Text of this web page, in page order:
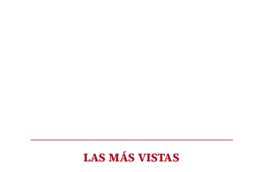
LAS MÁS VISTAS